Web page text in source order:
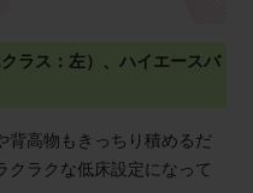
ラス：左）、ハイエースバ
背高物もきっちり積めるだ
クラクな低床設定になって